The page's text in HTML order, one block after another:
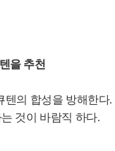
을 추천
텐의 합성을 방해한다.
것이 바람직 하다.